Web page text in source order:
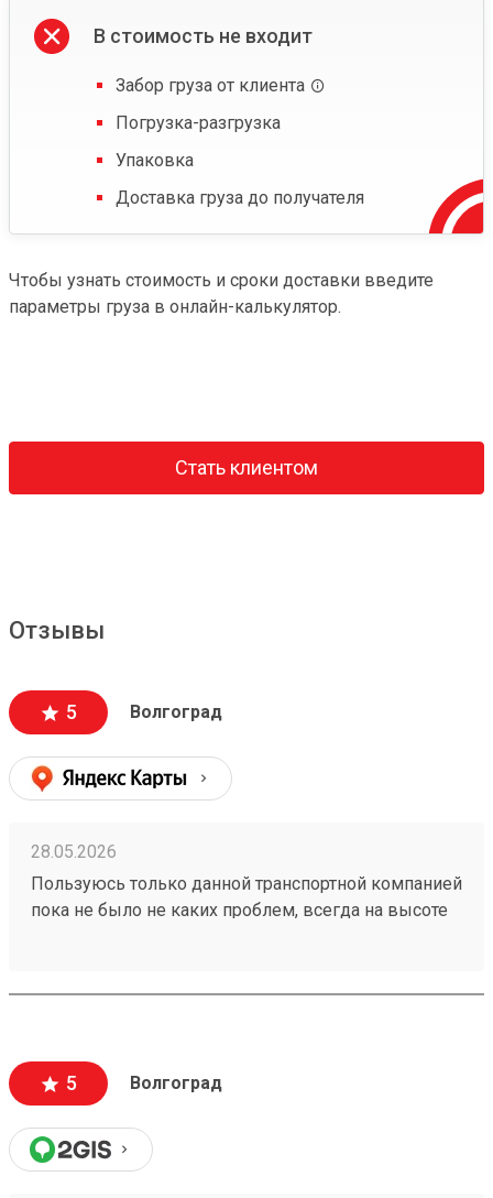
В стоимость не входит
Забор груза от клиента
Погрузка-разгрузка
Упаковка
Доставка груза до получателя
Чтобы узнать стоимость и сроки доставки введите
параметры груза в онлайн-калькулятор.
Стать клиентом
Отзывы
5 Волгоград
28.05.2026
Пользуюсь только данной транспортной компанией
пока не было не каких проблем, всегда на высоте
5 Волгоград